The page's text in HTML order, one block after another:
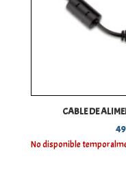
CABLE DE
No disponible